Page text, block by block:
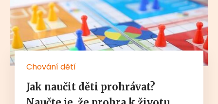
Chování dětí
Jak naučit děti prohrávat?